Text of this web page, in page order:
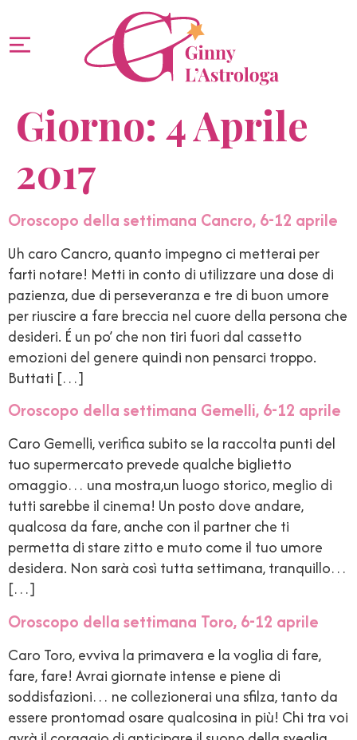
Giorno: 4 Aprile
2017
Oroscopo della settimana Cancro, 6-12 aprile
Uh caro Cancro, quanto impegno ci metterai per
farti notare! Metti in conto di utilizzare una dose di
pazienza, due di perseveranza e tre di buon umore
per riuscire a fare breccia nel cuore della persona che
desideri. É un po’ che non tiri fuori dal cassetto
emozioni del genere quindi non pensarci troppo.
Buttati […]
Oroscopo della settimana Gemelli, 6-12 aprile
Caro Gemelli, verifica subito se la raccolta punti del
tuo supermercato prevede qualche biglietto
omaggio… una mostra,un luogo storico, meglio di
tutti sarebbe il cinema! Un posto dove andare,
qualcosa da fare, anche con il partner che ti
permetta di stare zitto e muto come il tuo umore
desidera. Non sarà così tutta settimana, tranquillo…
[…]
Oroscopo della settimana Toro, 6-12 aprile
Caro Toro, evviva la primavera e la voglia di fare,
fare, fare! Avrai giornate intense e piene di
soddisfazioni… ne collezionerai una sfilza, tanto da
essere prontomad osare qualcosina in più! Chi tra voi